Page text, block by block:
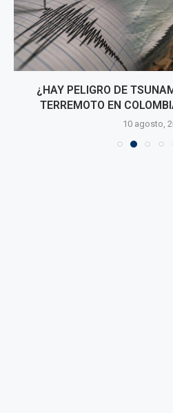
¿HAY PELIGRO DE
TERREMOTO EN
10 agosto,